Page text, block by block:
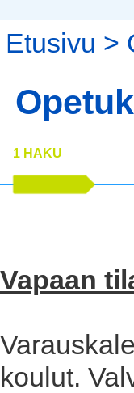
Etusivu >
1 HAKU
Vapaan
koulut.